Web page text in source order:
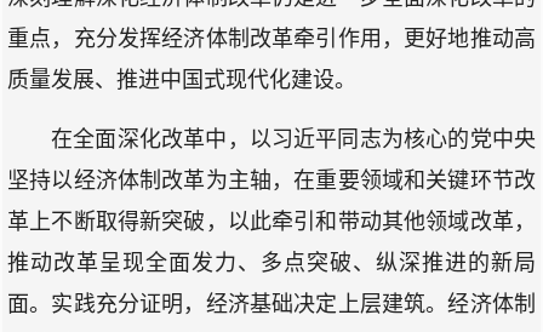
重点，充分发挥经济体制改革牵引作用，更好地推动高
质量发展、推进中国式现代化建设。
在全面深化改革中，以习近平同志为核心的党中央
坚持以经济体制改革为主轴，在重要领域和关键环节改
革上不断取得新突破，以此牵引和带动其他领域改革，
推动改革呈现全面发力、多点突破、纵深推进的新局
面。实践充分证明，经济基础决定上层建筑。经济体制